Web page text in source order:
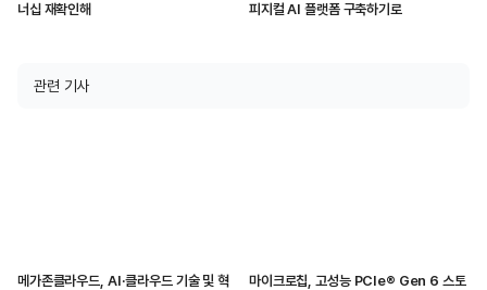
너십 재확인해
피지컬 AI 플랫폼 구축하기로
관련 기사
메가존클라우드, AI·클라우드 기술 및 혁
마이크로칩, 고성능 PCIe® Gen 6 스토